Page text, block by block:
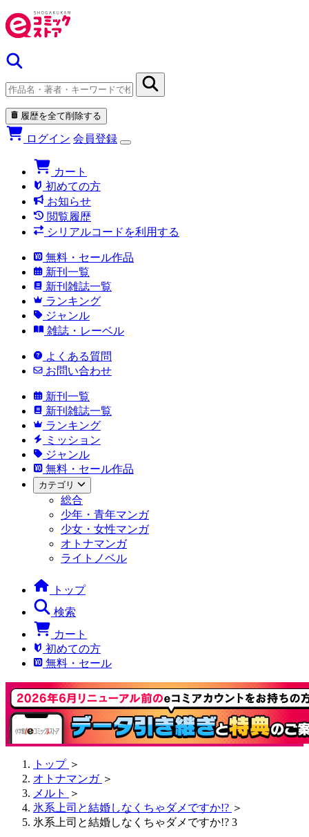
履歴を全て削除する
ログイン 会員登録
カート
初めての方
お知らせ
閲覧履歴
シリアルコードを利用する
無料・セール作品
新刊一覧
新刊雑誌一覧
ランキング
ジャンル
雑誌・レーベル
よくある質問
お問い合わせ
新刊一覧
新刊雑誌一覧
ランキング
ミッション
ジャンル
無料・セール作品
カテゴリ
総合
少年・青年マンガ
少女・女性マンガ
オトナマンガ
ライトノベル
トップ
検索
カート
初めての方
無料・セール
トップ ＞
オトナマンガ ＞
メルト
＞
氷系上司と結婚しなくちゃダメですか!? ＞
氷系上司と結婚しなくちゃダメですか!? 3